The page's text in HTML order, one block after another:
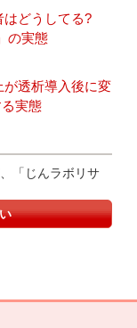
はどうしてる?
の実態
が透析導入後に変
実態
「じんラボリサ